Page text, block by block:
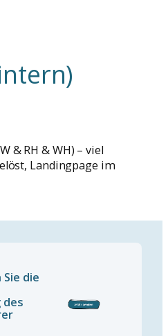
& RH & WH) – viel
Landingpage im
die